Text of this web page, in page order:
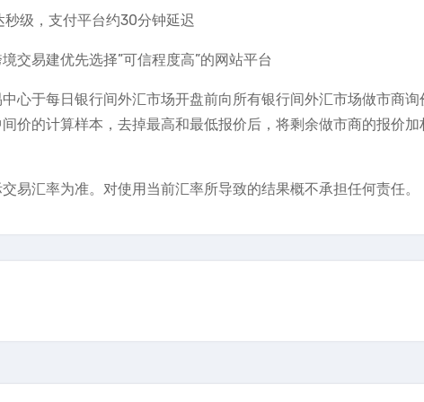
级，支付平台约30分钟延迟
交易建优先选择”可信程度高”的网站平台
心于每日银行间外汇市场开盘前向所有银行间外汇市场做市商询
价的计算样本，去掉最高和最低报价后，将剩余做市商的报价加
易汇率为准。对使用当前汇率所导致的结果概不承担任何责任。